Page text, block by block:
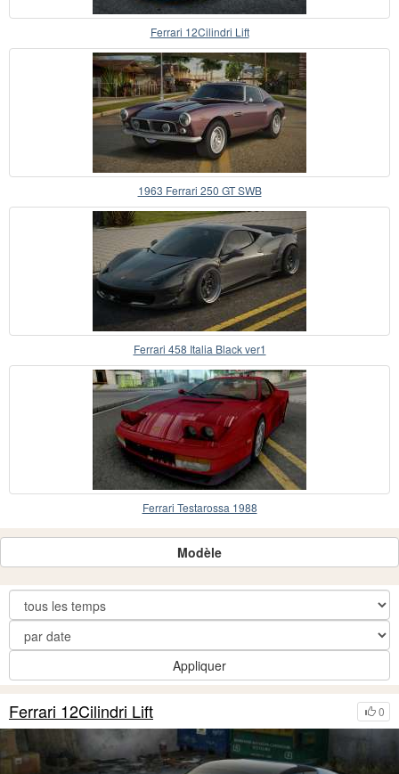
Ferrari 12Cilindri Lift
1963 Ferrari 250 GT SWB
Ferrari 458 Italia Black ver1
Ferrari Testarossa 1988
Modèle
Appliquer
0
Ferrari 12Cilindri Lift